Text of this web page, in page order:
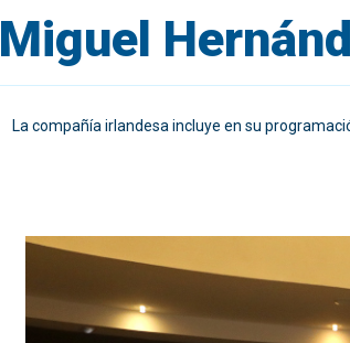
Miguel
La compañía irlandesa incluye en su